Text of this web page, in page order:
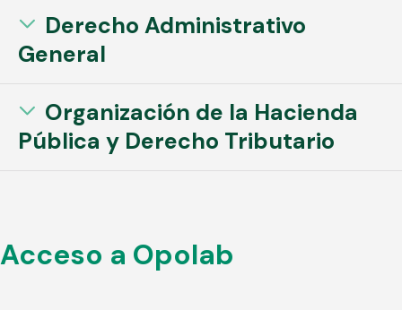
Derecho Administrativo
General
Organización de la Hacienda
Pública y Derecho Tributario
Acceso a Opolab